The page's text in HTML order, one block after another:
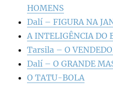
HOMENS
Dalí – FIGURA NA
A INTELIGÊNCIA DO
Tarsila – O
Dalí – O GRANDE
O TATU-BOLA